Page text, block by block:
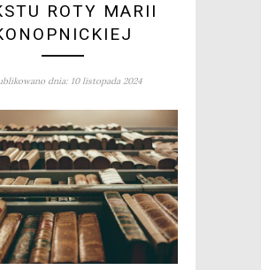
ROTY MARII
dnia: 10 listopada 2024